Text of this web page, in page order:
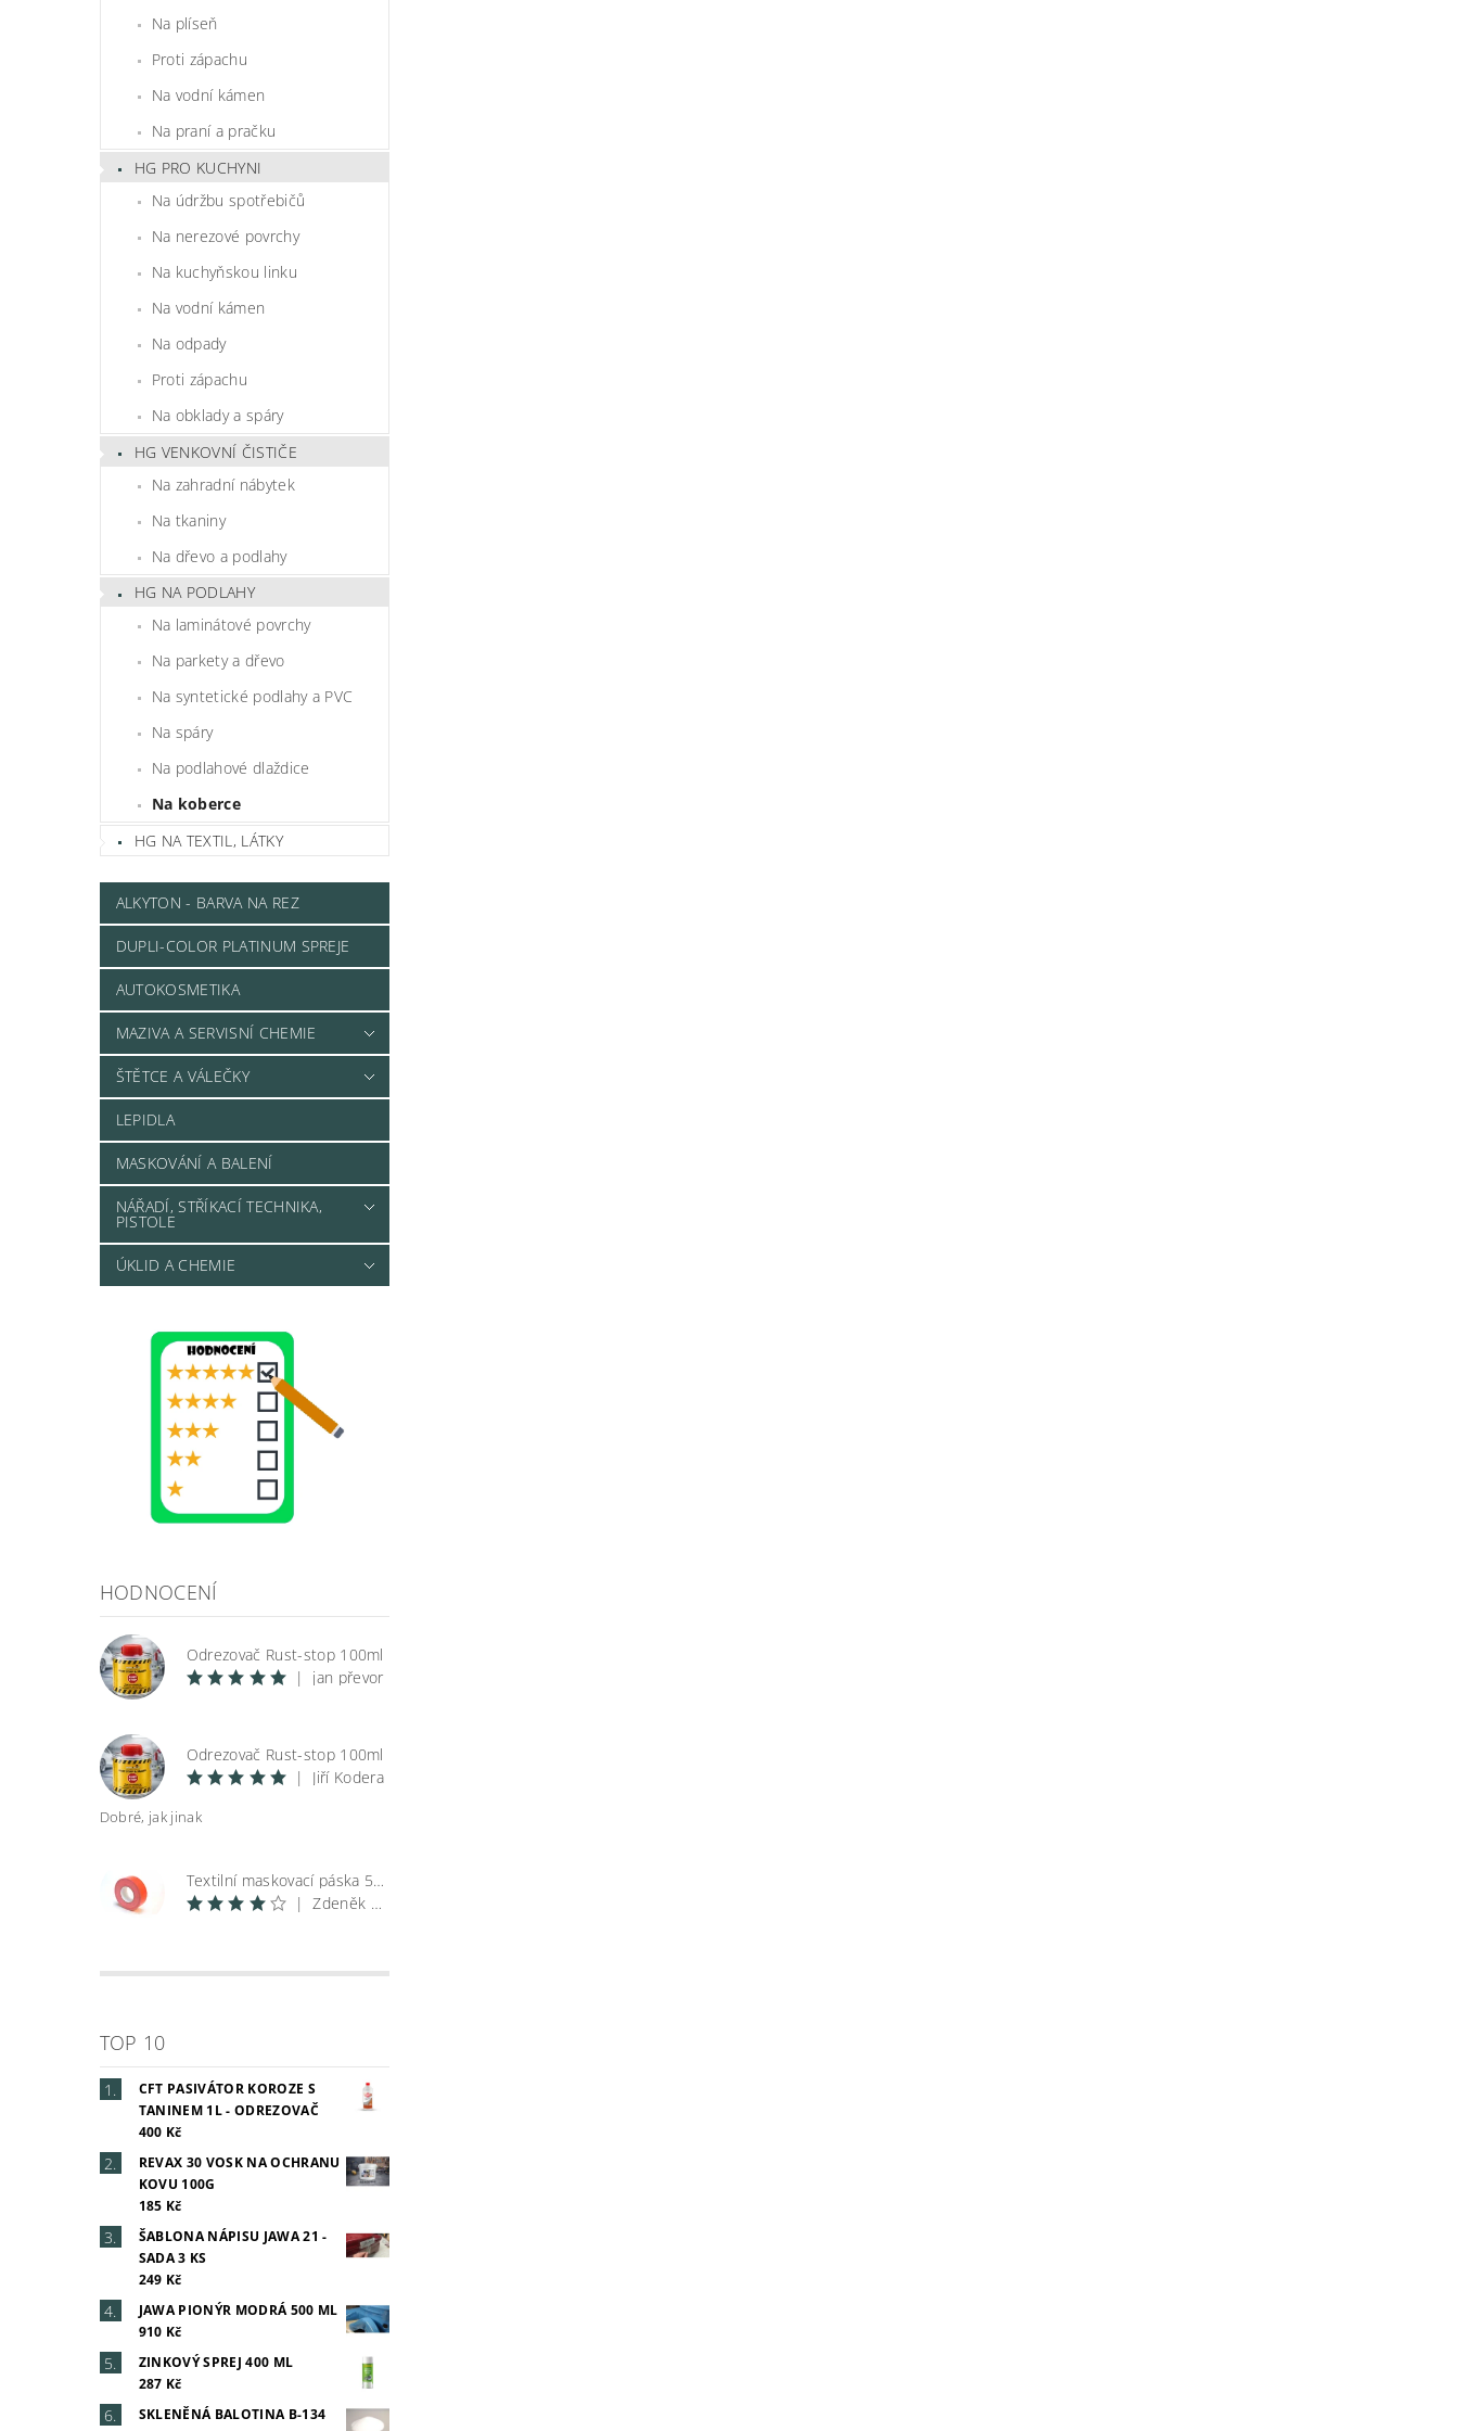
Na plíseň
Proti zápachu
Na vodní kámen
Na praní a pračku
HG PRO KUCHYNI
Na údržbu spotřebičů
Na nerezové povrchy
Na kuchyňskou linku
Na vodní kámen
Na odpady
Proti zápachu
Na obklady a spáry
HG VENKOVNÍ ČISTIČE
Na zahradní nábytek
Na tkaniny
Na dřevo a podlahy
HG NA PODLAHY
Na laminátové povrchy
Na parkety a dřevo
Na syntetické podlahy a PVC
Na spáry
Na podlahové dlaždice
Na koberce
HG NA TEXTIL, LÁTKY
ALKYTON - BARVA NA REZ
DUPLI-COLOR PLATINUM SPREJE
AUTOKOSMETIKA
MAZIVA A SERVISNÍ CHEMIE
ŠTĚTCE A VÁLEČKY
LEPIDLA
MASKOVÁNÍ A BALENÍ
NÁŘADÍ, STŘÍKACÍ TECHNIKA,
PISTOLE
ÚKLID A CHEMIE
HODNOCENÍ
Odrezovač Rust-stop 100ml
|
jan převor
Odrezovač Rust-stop 100ml
|
Jiří Kodera
Dobré, jak jinak
Textilní maskovací páska 50 m
|
Zdeněk Špunar
TOP 10
CFT PASIVÁTOR KOROZE S
TANINEM 1L - ODREZOVAČ
400 Kč
REVAX 30 VOSK NA OCHRANU
KOVU 100G
185 Kč
ŠABLONA NÁPISU JAWA 21 -
SADA 3 KS
249 Kč
JAWA PIONÝR MODRÁ 500 ML
910 Kč
ZINKOVÝ SPREJ 400 ML
287 Kč
SKLENĚNÁ BALOTINA B-134